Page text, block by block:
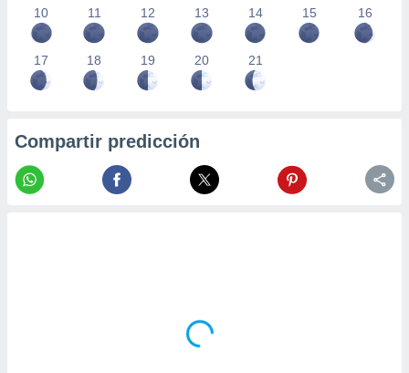
10 11 12 13 14 15 16
17 18 19 20 21
Compartir predicción